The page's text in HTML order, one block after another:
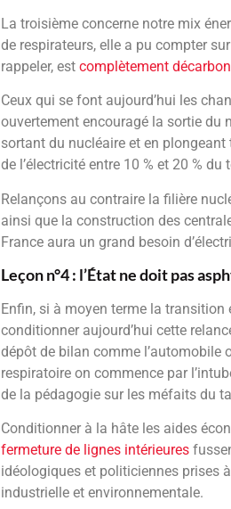
La troisième concerne notre mix
de respirateurs, elle a pu compter
rappeler, est complètement
Ceux qui se font aujourd’hui les
ouvertement encouragé la sortie du
sortant du nucléaire et en
de l’électricité entre 10 % et 20 %
Relançons au contraire la filière
ainsi que la construction des
France aura un grand besoin
Leçon n°4 : l’État ne doit pas
Enfin, si à moyen terme la transition
conditionner aujourd’hui cette
dépôt de bilan comme l’automobile
respiratoire on commence par
de la pédagogie sur les méfaits du
Conditionner à la hâte les aides
fermeture de lignes intérieures
idéologiques et politiciennes prises
industrielle et environnementale.